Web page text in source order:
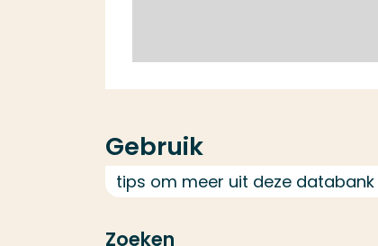
Gebruik
tips om meer uit deze databank
Zoeken